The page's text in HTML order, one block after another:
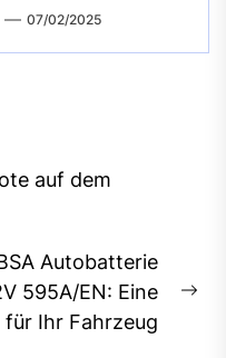
07/02/2025
auf dem
Autobatterie
595A/EN: Eine
Ihr Fahrzeug